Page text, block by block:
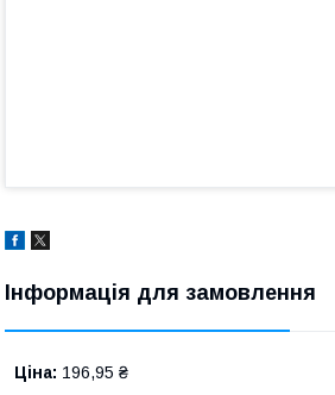
Інформація для замовлення
Ціна: 196,95 ₴